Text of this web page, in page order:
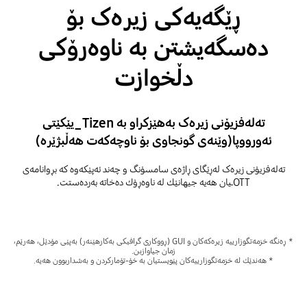
ڕێگەیەکی زیرەک بۆ
دەسگەیشتن بە ناوەرۆکی
دڵخوازت
تەلەفزیۆنی زیرەک بەهێزکراو بە Tizen_یێکێتی
ئەورووپا(وێنەی گونجاوی بۆ ناوچەکەت هەڵبژێرە)
تەلەفزیۆنی زیرەک لەڕێگای ڕاژەی سامسۆنگ و چەند ئەپێكەوە کە بڕوانامەی
OTTـیان هەیە جیهانێك لە ناوەڕۆك دەخاتە بەردەستت.
* ڕەنگە خزمەتگوزارییە زیرەکەکان و GUI (ڕووکاری گرافیکی بەکارهێنەر) بەپێی مۆدێل، هەرێم،
زمان جیاوازبن.
* هەندێك لە خزمەتگوزارییەکان پێویستیان بە خۆ-تۆمارکردن و بەشداربوون هەیە.